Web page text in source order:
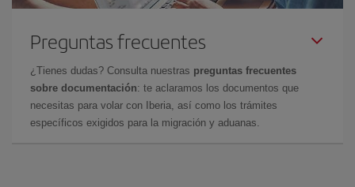
Preguntas frecuentes
¿Tienes dudas? Consulta nuestras preguntas frecuentes
sobre documentación: te aclaramos los documentos que
necesitas para volar con Iberia, así como los trámites
específicos exigidos para la migración y aduanas.